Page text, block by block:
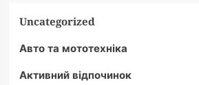
Uncategorized
Авто та мототехніка
Активний відпочинок